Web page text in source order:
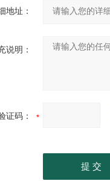
地址：
说明：
证码：